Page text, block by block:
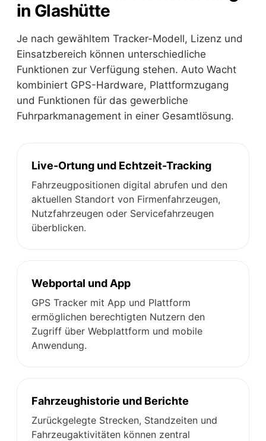
in Glashütte
Je nach gewähltem Tracker-Modell, Lizenz und
Einsatzbereich können unterschiedliche
Funktionen zur Verfügung stehen. Auto Wacht
kombiniert GPS-Hardware, Plattformzugang
und Funktionen für das gewerbliche
Fuhrparkmanagement in einer Gesamtlösung.
Live-Ortung und Echtzeit-Tracking
Fahrzeugpositionen digital abrufen und den
aktuellen Standort von Firmenfahrzeugen,
Nutzfahrzeugen oder Servicefahrzeugen
überblicken.
Webportal und App
GPS Tracker mit App und Plattform
ermöglichen berechtigten Nutzern den
Zugriff über Webplattform und mobile
Anwendung.
Fahrzeughistorie und Berichte
Zurückgelegte Strecken, Standzeiten und
Fahrzeugaktivitäten können zentral